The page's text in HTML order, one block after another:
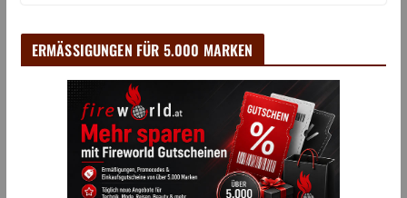
ERMÄSSIGUNGEN FÜR 5.000 MARKEN